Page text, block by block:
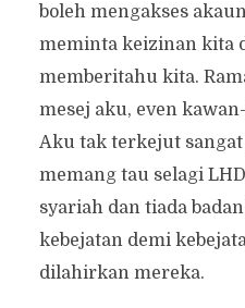
boleh mengakses
meminta keizinan kita
memberitahu kita.
mesej aku, even
Aku tak terkejut
memang tau selagi
syariah dan tiada
kebejatan demi
dilahirkan mereka.